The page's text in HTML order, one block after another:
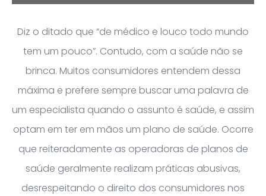
Diz o ditado que “de médico e louco todo mundo
tem um pouco”. Contudo, com a saúde não se
brinca. Muitos consumidores entendem dessa
máxima e prefere sempre buscar uma palavra de
um especialista quando o assunto é saúde, e assim
optam em ter em mãos um plano de saúde. Ocorre
que reiteradamente as operadoras de planos de
saúde geralmente realizam práticas abusivas,
desrespeitando o direito dos consumidores nos